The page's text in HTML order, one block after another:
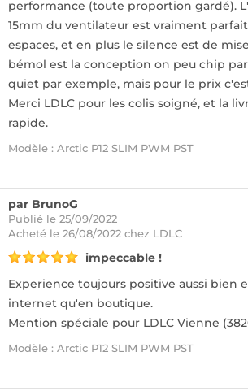
performance (toute proportion gardé).
15mm du ventilateur est vraiment
espaces, et en plus le silence est de
bémol est la conception on peu chip
quiet par exemple, mais pour le prix
Merci LDLC pour les colis soigné, et la
rapide.
Modèle : Arctic P12 SLIM PWM PST
par BrunoG
Publié le 25/09/2022
Acheté le 26/08/2022 chez LDLC
impeccable !
Experience toujours positive aussi bien
internet qu'en boutique.
Mention spéciale pour LDLC Vienne
Modèle : Arctic P12 SLIM PWM PST